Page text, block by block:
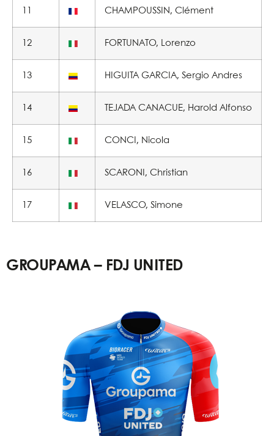
CHAMPOUSSIN, Clément
12 FORTUNATO, Lorenzo
13 HIGUITA GARCIA, Sergio Andres
14 TEJADA CANACUE, Harold Alfonso
15 CONCI, Nicola
16 SCARONI, Christian
17 VELASCO, Simone
GROUPAMA – FDJ UNITED